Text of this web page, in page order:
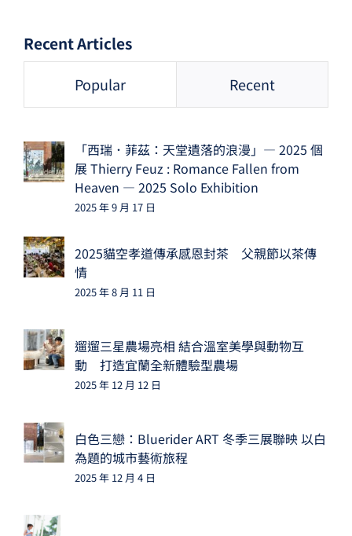
Recent Articles
Popular Recent
「西瑞．菲茲：天堂遺落的浪漫」— 2025 個
展 Thierry Feuz : Romance Fallen from
Heaven — 2025 Solo Exhibition
2025 年 9 月 17 日
2025貓空孝道傳承感恩封茶 父親節以茶傳
情
2025 年 8 月 11 日
遛遛三星農場亮相 結合溫室美學與動物互
動 打造宜蘭全新體驗型農場
2025 年 12 月 12 日
白色三戀：Bluerider ART 冬季三展聯映 以白
為題的城市藝術旅程
2025 年 12 月 4 日